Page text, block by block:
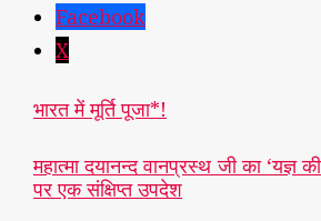
Facebook
X
भारत में मूर्ति पूजा*!
महात्मा दयानन्द वानप्रस्थ जी का ‘यज्ञ
पर एक संक्षिप्त उपदेश